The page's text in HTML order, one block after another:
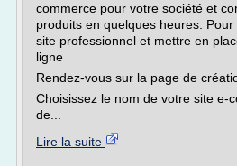
commerce pour votre société et
produits en quelques heures.
site professionnel et mettre en
ligne
Rendez-vous sur la page de
Choisissez le nom de votre site e-
de...
Lire la suite